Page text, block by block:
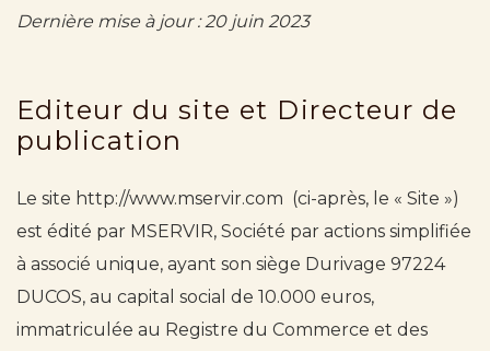
Dernière mise à jour : 20 juin 2023
Editeur du site et Directeur de
publication
Le site http://www.mservir.com (ci-après, le « Site »)
est édité par MSERVIR, Société par actions simplifiée
à associé unique, ayant son siège Durivage 97224
DUCOS, au capital social de 10.000 euros,
immatriculée au Registre du Commerce et des